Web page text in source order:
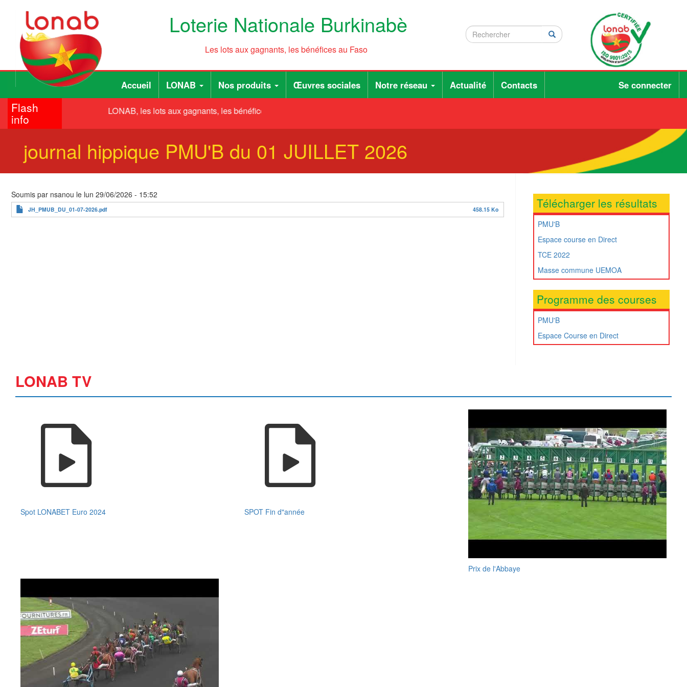
principal
Loterie Nationale Burkinabè
Les lots aux gagnants, les bénéfices au Faso Rechercher
Rechercher Rechercher
Main
navigation
Accueil LONAB Nos produits Œuvres sociales Notre réseau Actualité Contacts
User
account
menu
Se connecter
Flash
info
LONAB, les lots aux gagnants, les bénéfices au Faso
journal hippique PMU'B du 01 JUILLET 2026
Soumis par nsanou le lun 29/06/2026 - 15:52
JH_PMUB_DU_01-07-2026.pdf 458.15 Ko Télécharger les résultats
PMU'B
Espace course en Direct
TCE 2022
Masse commune UEMOA
Programme des courses
PMU'B
Espace Course en Direct
LONAB TV
Spot LONABET Euro 2024 SPOT Fin d"année
Prix de l'Abbaye